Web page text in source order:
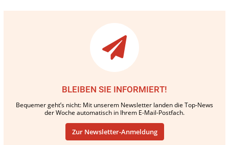
BLEIBEN SIE INFORMIERT!
Bequemer geht’s nicht: Mit unserem Newsletter landen die Top-News
der Woche automatisch in Ihrem E-Mail-Postfach.
Zur Newsletter-Anmeldung